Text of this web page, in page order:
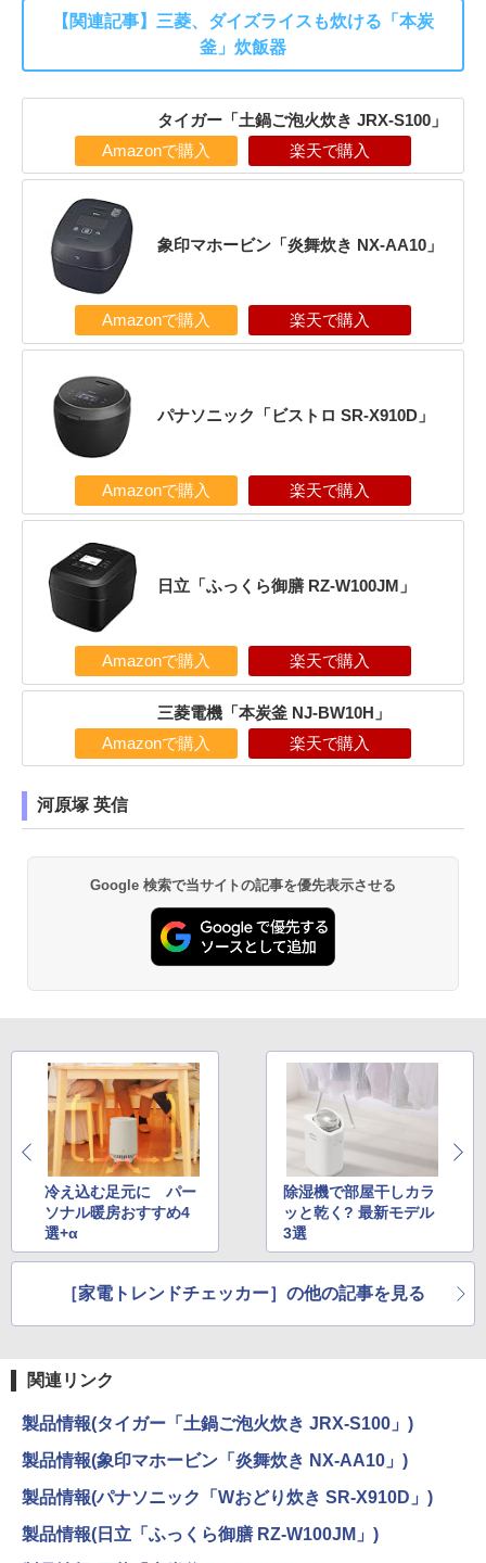
【関連記事】三菱、ダイズライスも炊ける「本炭
釜」炊飯器
タイガー「土鍋ご泡火炊き JRX-S100」
Amazonで購入 楽天で購入
象印マホービン「炎舞炊き NX-AA10」
Amazonで購入 楽天で購入
パナソニック「ビストロ SR-X910D」
Amazonで購入 楽天で購入
日立「ふっくら御膳 RZ-W100JM」
Amazonで購入 楽天で購入
三菱電機「本炭釜 NJ-BW10H」
Amazonで購入 楽天で購入
河原塚 英信
Google 検索で当サイトの記事を優先表示させる
冷え込む足元に パー
ソナル暖房おすすめ4
選+α
除湿機で部屋干しカラ
ッと乾く? 最新モデル
3選
［家電トレンドチェッカー］の他の記事を見る
関連リンク
製品情報(タイガー「土鍋ご泡火炊き JRX-S100」)
製品情報(象印マホービン「炎舞炊き NX-AA10」)
製品情報(パナソニック「Wおどり炊き SR-X910D」)
製品情報(日立「ふっくら御膳 RZ-W100JM」)